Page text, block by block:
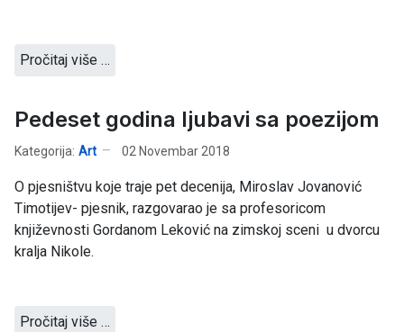
Pročitaj više …
Pedeset godina ljubavi sa poezijom
Kategorija: Art 02 Novembar 2018
O pjesništvu koje traje pet decenija, Miroslav Jovanović
Timotijev- pjesnik, razgovarao je sa profesoricom
književnosti Gordanom Leković na zimskoj sceni u dvorcu
kralja Nikole.
Pročitaj više …